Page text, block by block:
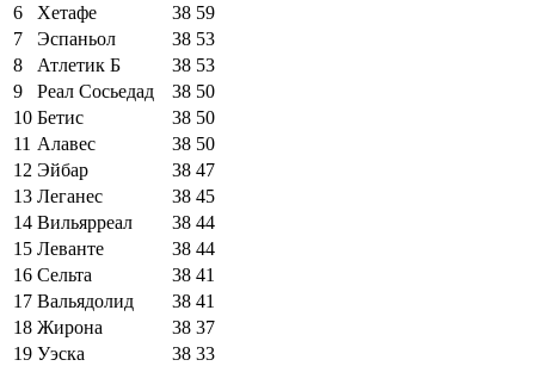
6
Хетафе 38 59
7
Эспаньол 38 53
8
Атлетик Б 38 53
9
Реал Сосьедад 38 50
10 Бетис 38 50
11 Алавес 38 50
12 Эйбар 38 47
13 Леганес 38 45
14 Вильярреал 38 44
15 Леванте 38 44
16 Сельта 38 41
17 Вальядолид 38 41
18 Жирона 38 37
19 Уэска 38 33